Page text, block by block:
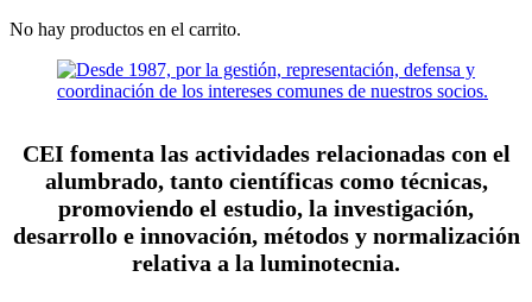
No hay productos en el carrito.
CEI fomenta las actividades relacionadas con el
alumbrado, tanto científicas como técnicas,
promoviendo el estudio, la investigación,
desarrollo e innovación, métodos y normalización
relativa a la luminotecnia.